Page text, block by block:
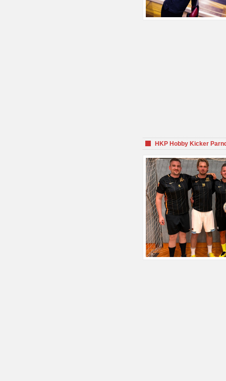
HKP Hobby Kicker